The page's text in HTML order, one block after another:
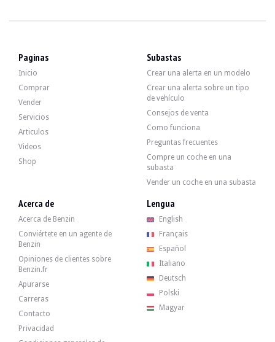
Paginas
Inicio
Comprar
Vender
Servicios
Articulos
Videos
Shop
Subastas
Crear una alerta en un modelo
Crear una alerta sobre un tipo
de vehículo
Consejos de venta
Como funciona
Preguntas frecuentes
Compre un coche en una
subasta
Vender un coche en una subasta
Acerca de
Acerca de Benzin
Conviértete en un agente de
Benzin
Opiniones de clientes sobre
Benzin.fr
Apurarse
Carreras
Contacto
Privacidad
Lengua
English
Français
Español
Italiano
Deutsch
Polski
Magyar